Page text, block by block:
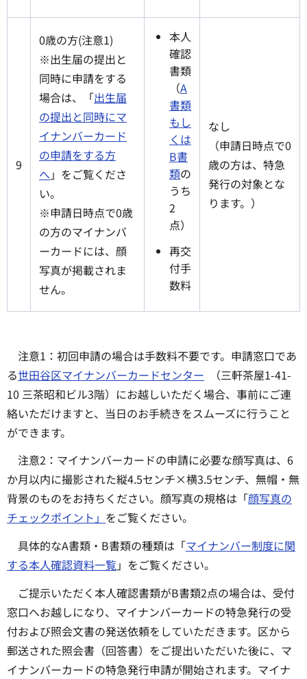
9
0歳の方(注意1)
※出生届の提出と
同時に申請をする
場合は、「出生届
の提出と同時にマ
イナンバーカード
の申請をする方
へ 」 をご覧くださ
い。
※申請日時点で0歳
の方のマイナンバ
ーカードには、顔
写真が掲載されま
せん。
本人
確認
書類
（A
書類
もし
くは
B書
類の
うち
2
点）
再交
付手
数料
なし
（申請日時点で0
歳の方は、特急
発行の対象とな
ります。）
注意1：初回申請の場合は手数料不要です。申請窓口であ
る世田谷区マイナンバーカードセンター （三軒茶屋1-41-
10 三茶昭和ビル3階）にお越しいただく場合、事前にご連
絡いただけますと、当日のお手続きをスムーズに行うこと
ができます。
注意2：マイナンバーカードの申請に必要な顔写真は、6
か月以内に撮影された縦4.5センチ×横3.5センチ、無帽・無
背景のものをお持ちください。顔写真の規格は「顔写真の
チェックポイント」 をご覧ください。
具体的なA書類・B書類の種類は「マイナンバー制度に関
する本人確認資料一覧」をご覧ください。
ご提示いただく本人確認書類がB書類2点の場合は、受付
窓口へお越しになり、マイナンバーカードの特急発行の受
付および照会文書の発送依頼をしていただきます。区から
郵送された照会書（回答書）をご提出いただいた後に、マ
イナンバーカードの特急発行申請が開始されます。マイナ